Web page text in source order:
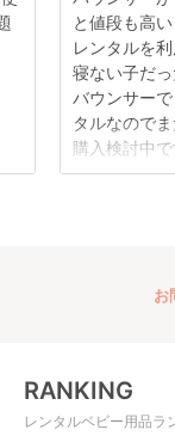
折りたたみ チャイル
ドシート ISOFIX チャ
イルドシート プッパ
プポ(PUPPAPUPO)
円 〜
と値段も高
レンタルを
寝ない子だ
バウンサー
タルなので
購入検討中
お
RANKING
レンタルベビー用品ラ